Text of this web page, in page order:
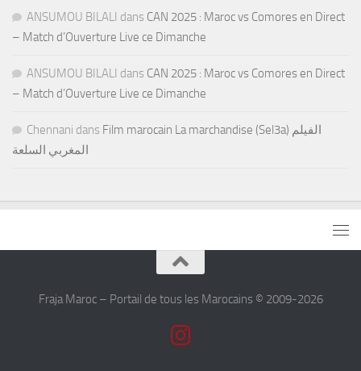
ANSUMOU BILALI dans CAN 2025 : Maroc vs Comores en Direct
– Match d’Ouverture Live ce Dimanche
ANSUMOU BILALI dans CAN 2025 : Maroc vs Comores en Direct
– Match d’Ouverture Live ce Dimanche
Chennani dans Film marocain La marchandise (Sel3a) الفيلم
المغربي السلعة
Fraja Maroc – Portail de tous les Marocains © 2009-2026